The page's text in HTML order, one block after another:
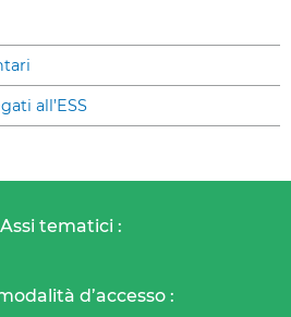
all’ESS
Assi tematici :
d’accesso :